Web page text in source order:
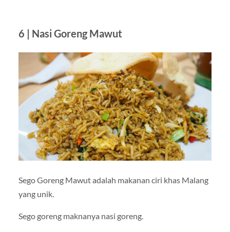
6 | Nasi Goreng Mawut
Sego Goreng Mawut adalah makanan ciri khas Malang
yang unik.
Sego goreng maknanya nasi goreng.